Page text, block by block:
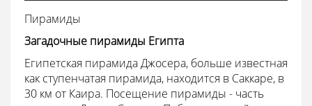
Пирамиды
Загадочные пирамиды Египта
Египетская пирамида Джосера, больше известная
как ступенчатая пирамида, находится в Саккаре, в
30 км от Каира. Посещение пирамиды - часть